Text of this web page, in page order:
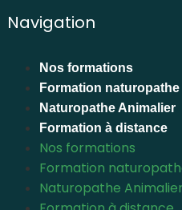
Navigation
Nos formations
Formation naturopathe
Naturopathe Animalier
Formation à distance
Nos formations
Formation
Naturopathe Animalier